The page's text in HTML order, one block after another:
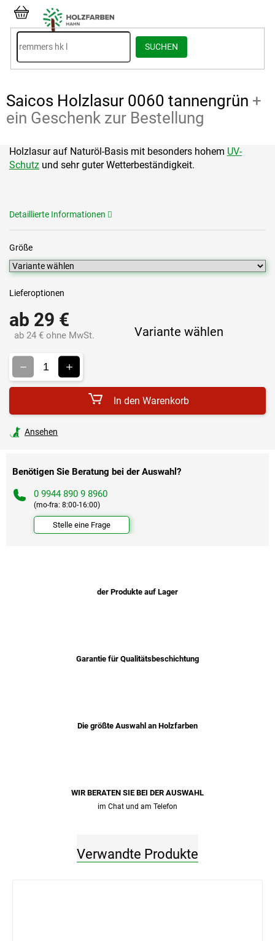
Inhalt
springen
SUCHEN
WARENKORB
Saicos Holzlasur 0060 tannengrün +
ein Geschenk zur Bestellung
ab 29 €
ab 24 € ohne MwSt. Variante wählen
Größe
Lieferoptionen
In den Warenkorb
Holzlasur auf Naturöl-Basis mit besonders hohem UV-
Schutz und sehr guter Wetterbeständigkeit.
Detaillierte Informationen
Ansehen
Benötigen Sie Beratung bei der Auswahl?
0 9944 890 9 8960
(mo-fra: 8:00-16:00)
Stelle eine Frage
der Produkte auf Lager
Garantie für Qualitätsbeschichtung
Die größte Auswahl an Holzfarben
WIR BERATEN SIE BEI ​​DER AUSWAHL
im Chat und am Telefon
Verwandte Produkte